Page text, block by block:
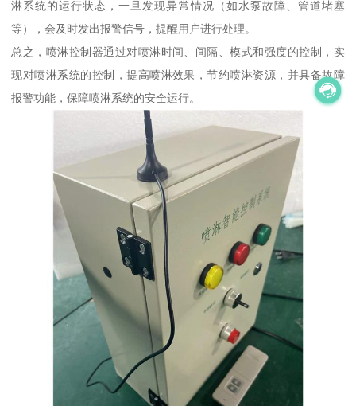
淋系统的运行状态，一旦发现异常情况（如水泵故障、管道堵塞
等），会及时发出报警信号，提醒用户进行处理。
总之，喷淋控制器通过对喷淋时间、间隔、模式和强度的控制，实
现对喷淋系统的控制，提高喷淋效果，节约喷淋资源，并具备故障
报警功能，保障喷淋系统的安全运行。